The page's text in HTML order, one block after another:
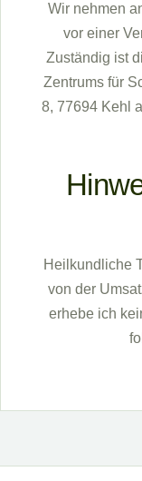
Wir nehmen
vor einer
Zuständig ist
Zentrums für
8, 77694 Kehl
Heilkundliche
von der
erhebe ich